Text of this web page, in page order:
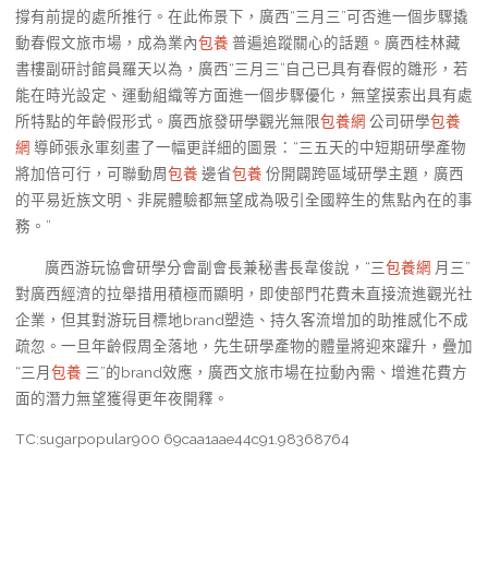
撐有前提的處所推行。在此佈景下，廣西“三月三”可否進一個步驟撬
動春假文旅市場，成為業內包養 普遍追蹤關心的話題。廣西桂林藏
書樓副研討館員羅天以為，廣西“三月三”自己已具有春假的雛形，若
能在時光設定、運動組織等方面進一個步驟優化，無望摸索出具有處
所特點的年齡假形式。廣西旅發研學觀光無限包養網 公司研學包養
網 導師張永軍刻畫了一幅更詳細的圖景：“三五天的中短期研學產物
將加倍可行，可聯動周包養 邊省包養 份開闢跨區域研學主題，廣西
的平易近族文明、非屍體驗都無望成為吸引全國粹生的焦點內在的事
務。”
廣西游玩協會研學分會副會長兼秘書長韋俊說，“三包養網 月三”
對廣西經濟的拉舉措用積極而顯明，即使部門花費未直接流進觀光社
企業，但其對游玩目標地brand塑造、持久客流增加的助推感化不成
疏忽。一旦年齡假周全落地，先生研學產物的體量將迎來躍升，疊加
“三月包養 三”的brand效應，廣西文旅市場在拉動內需、增進花費方
面的潛力無望獲得更年夜開釋。
TC:sugarpopular900 69caa1aae44c91.98368764